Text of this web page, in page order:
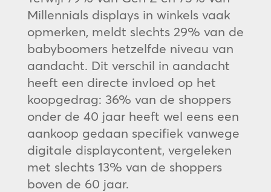
Millennials displays in winkels vaak
opmerken, meldt slechts 29% van de
babyboomers hetzelfde niveau van
aandacht. Dit verschil in aandacht
heeft een directe invloed op het
koopgedrag: 36% van de shoppers
onder de 40 jaar heeft wel eens een
aankoop gedaan specifiek vanwege
digitale displaycontent, vergeleken
met slechts 13% van de shoppers
boven de 60 jaar.